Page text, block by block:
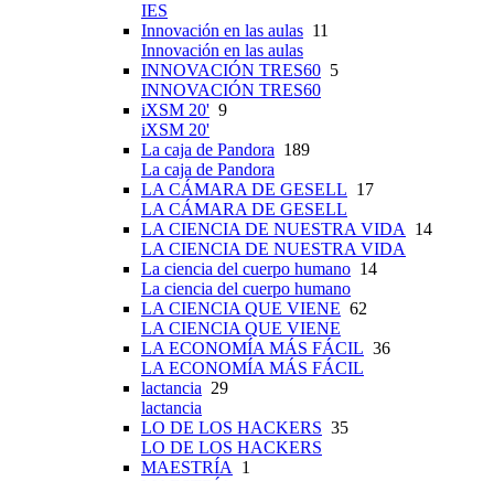
IES
Innovación en las aulas 11
Innovación en las aulas
INNOVACIÓN TRES60 5
INNOVACIÓN TRES60
iXSM 20' 9
iXSM 20'
La caja de Pandora 189
La caja de Pandora
LA CÁMARA DE GESELL 17
LA CÁMARA DE GESELL
LA CIENCIA DE NUESTRA VIDA 14
LA CIENCIA DE NUESTRA VIDA
La ciencia del cuerpo humano 14
La ciencia del cuerpo humano
LA CIENCIA QUE VIENE 62
LA CIENCIA QUE VIENE
LA ECONOMÍA MÁS FÁCIL 36
LA ECONOMÍA MÁS FÁCIL
lactancia 29
lactancia
LO DE LOS HACKERS 35
LO DE LOS HACKERS
MAESTRÍA 1